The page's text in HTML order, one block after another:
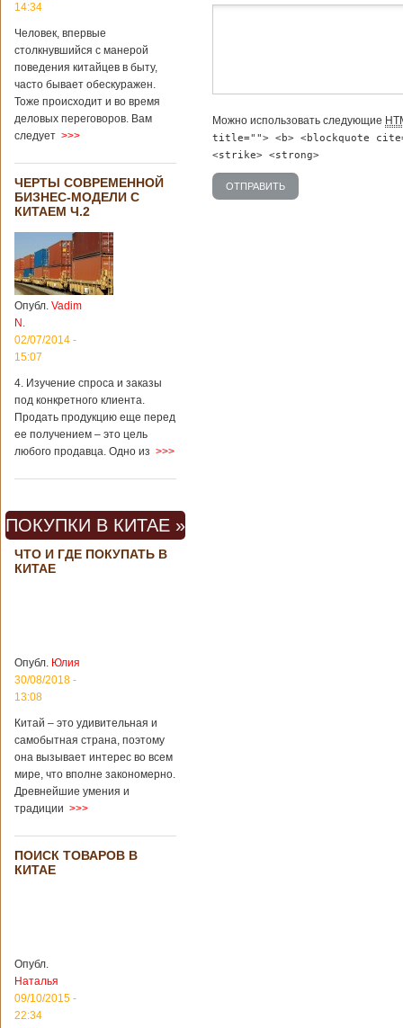
14:34
Человек, впервые
столкнувшийся с манерой
поведения китайцев в быту,
часто бывает обескуражен.
Тоже происходит и во время
деловых переговоров. Вам
следует >>>
ЧЕРТЫ СОВРЕМЕННОЙ
БИЗНЕС-МОДЕЛИ С
КИТАЕМ Ч.2
Опубл. Vadim
N.
02/07/2014 -
15:07
4. Изучение спроса и заказы
под конкретного клиента.
Продать продукцию еще перед
ее получением – это цель
любого продавца. Одно из >>>
ПОКУПКИ В КИТАЕ »
ЧТО И ГДЕ ПОКУПАТЬ В
КИТАЕ
Опубл. Юлия
30/08/2018 -
13:08
Китай – это удивительная и
самобытная страна, поэтому
она вызывает интерес во всем
мире, что вполне закономерно.
Древнейшие умения и
традиции >>>
ПОИСК ТОВАРОВ В
КИТАЕ
Опубл.
Наталья
09/10/2015 -
22:34
Можно использовать следующие
title=""> <b> <blockquote
<strike> <strong>